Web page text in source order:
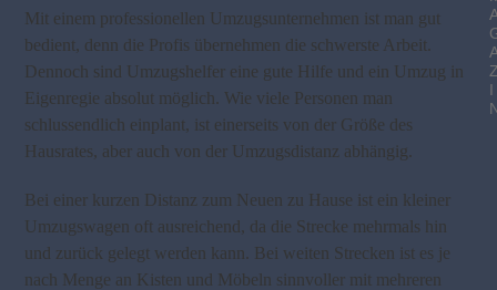
Mit einem professionellen Umzugsunternehmen ist man gut
bedient, denn die Profis übernehmen die schwerste Arbeit.
Dennoch sind Umzugshelfer eine gute Hilfe und ein Umzug in
Eigenregie absolut möglich. Wie viele Personen man
schlussendlich einplant, ist einerseits von der Größe des
Hausrates, aber auch von der Umzugsdistanz abhängig.
Bei einer kurzen Distanz zum Neuen zu Hause ist ein kleiner
Umzugswagen oft ausreichend, da die Strecke mehrmals hin
und zurück gelegt werden kann. Bei weiten Strecken ist es je
nach Menge an Kisten und Möbeln sinnvoller mit mehreren
I